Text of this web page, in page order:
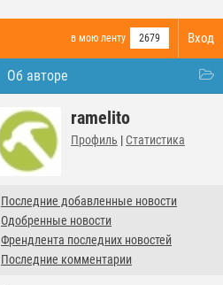
Вход
в мою ленту 2679
Об авторе
ramelito
Профиль | Статистика
Последние добавленные новости
Одобренные новости
Френдлента последних новостей
Последние комментарии